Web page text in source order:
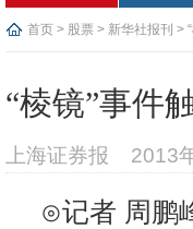
首页 > 股票 > 新华社报刊 >
“棱镜”事件
上海证券报 2013
⊙记者 周鹏